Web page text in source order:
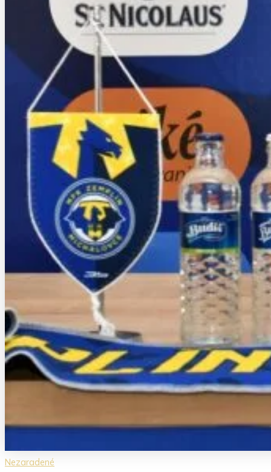
Nezaradené